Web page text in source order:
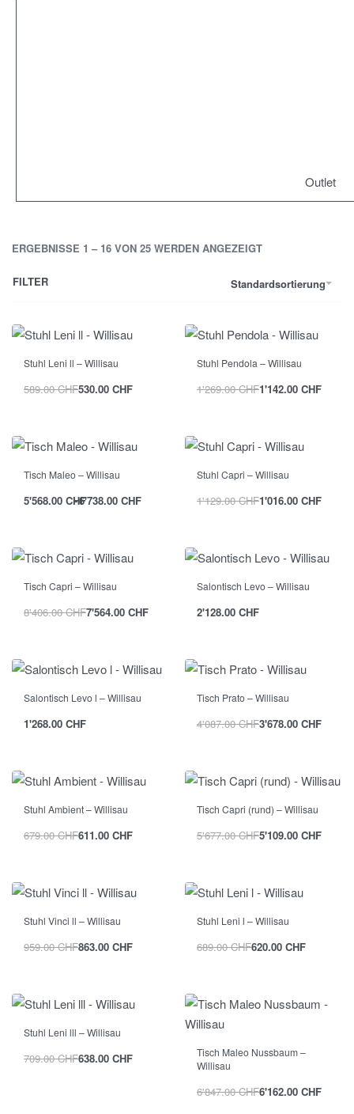
Outlet
ERGEBNISSE 1 – 16 VON 25 WERDEN ANGEZEIGT
Standardsortierung
FILTER
Stuhl Leni ll – Willisau
589.00CHF530.00 CHF
Stuhl Pendola – Willisau
1'269.00CHF1'142.00 CHF
Tisch Maleo – Willisau
5'568.00 CHF6'738.00CHF
Stuhl Capri – Willisau
1'129.00CHF1'016.00 CHF
Tisch Capri – Willisau
8'406.00CHF7'564.00 CHF
Salontisch Levo – Willisau
2'128.00 CHF
Salontisch Levo l – Willisau
1'268.00 CHF
Tisch Prato – Willisau
4'087.00CHF3'678.00 CHF
Stuhl Ambient – Willisau
679.00CHF611.00 CHF
Tisch Capri (rund) – Willisau
5'677.00CHF5'109.00 CHF
Stuhl Vinci ll – Willisau
959.00CHF863.00 CHF
Stuhl Leni l – Willisau
689.00CHF620.00 CHF
Stuhl Leni lll – Willisau
709.00CHF638.00 CHF
Tisch Maleo Nussbaum –
Willisau
6'847.00CHF6'162.00 CHF